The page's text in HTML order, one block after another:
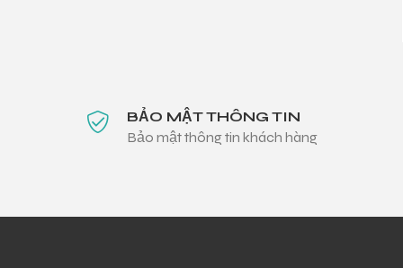
BẢO MẬT THÔNG TIN
Bảo mật thông tin khách hàng